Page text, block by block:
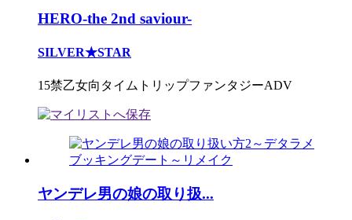
HERO-the 2nd saviour-
SILVER★STAR
15禁乙女向タイムトリップファンタジーADV
ヤンデレ男の娘の取り扱...